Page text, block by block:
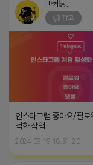
광고
인스타그램 좋아요/팔로
적화 작업
2024-09-19 18:51:20